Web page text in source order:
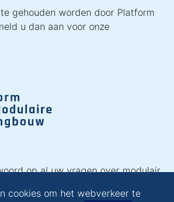
gehouden worden door Platform
u dan aan voor onze
op al uw vragen over modulair
cookies om het webverkeer te